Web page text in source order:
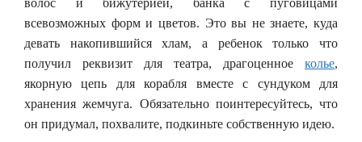
волос и бижутерией, банка с пуговицами
всевозможных форм и цветов. Это вы не знаете, куда
девать накопившийся хлам, а ребенок только что
получил реквизит для театра, драгоценное колье,
якорную цепь для корабля вместе с сундуком для
хранения жемчуга. Обязательно поинтересуйтесь, что
он придумал, похвалите, подкиньте собственную идею.